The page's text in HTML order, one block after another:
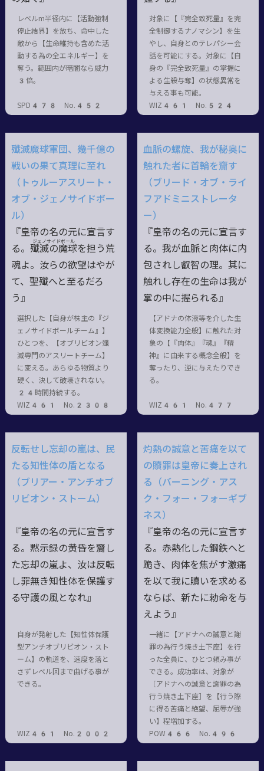
レベルm半径内に【活動強制
停止結界】を放ち、命中した
敵から【生命維持も含めた活
動する為の全エネルギー】を
奪う。範囲内が暗闇なら威力
3倍。
SPD478 No.452
対象に【『完全致死量』を完
全制御するナノマシン】を生
やし、自身とのテレパシー会
話を可能にする。対象に【自
身の『完全致死量』の掌握に
よる生殺与奪】の状態異常を
与える事も可能。
WIZ461 No.524
殲滅魔球軍団、幾千億の
戦いの果て真理に至れ
（トゥルーアスリート・
オブ・ジェノサイドボー
ル）
『皇帝の名の元に宣言す
る。殲滅の
ジェノサイドボール
魔球を担う荒
魂よ。汝らの欲望はやが
て、聖殲へと至るだろ
う』
選択した【自身が株主の『ジ
ェノサイドボールチーム』】
ひとつを、【オブリビオン殲
滅専門のアスリートチーム】
に変える。あらゆる物質より
硬く、決して破壊されない。
24時間持続する。
WIZ461 No.2308
血脈の螺旋、我が秘奥に
触れた者に首輪を齎す
（ブリード・オブ・ライ
フアドミニストレータ
ー）
『皇帝の名の元に宣言す
る。我が血脈と肉体に内
包されし叡智の理。其に
触れし存在の生命は我が
掌の中に握られる』
【アドナの体液等を介した生
体変換能力全般】に触れた対
象の【『肉体』『魂』『精
神』に由来する概念全般】を
奪ったり、逆に与えたりでき
る。
WIZ461 No.477
反転せし忘却の嵐は、民
たる知性体の盾となる
（ブリアー・アンチオブ
リビオン・ストーム）
『皇帝の名の元に宣言す
る。黙示録の黄昏を齎し
た忘却の嵐よ、汝は反転
し罪無き知性体を保護す
る守護の風となれ』
自身が発射した【知性体保護
型アンチオブリビオン・スト
ーム】の軌道を、速度を落と
さずレベル回まで曲げる事が
できる。
WIZ461 No.2002
灼熱の誠意と苦痛を以て
の贖罪は皇帝に奏上され
る（バーニング・アス
ク・フォー・フォーギブ
ネス）
『皇帝の名の元に宣言す
る。赤熱化した鋼鉄へと
跪き、肉体を焦がす激痛
を以て我に贖いを求める
ならば、新たに勅命を与
えよう』
一緒に【アドナへの誠意と謝
罪の為行う焼き土下座】を行
った全員に、ひとつ頼み事が
できる。成功率は、対象が
［アドナへの誠意と謝罪の為
行う焼き土下座］を【行う際
に得る苦痛と絶望、屈辱が強
い】程増加する。
POW466 No.496